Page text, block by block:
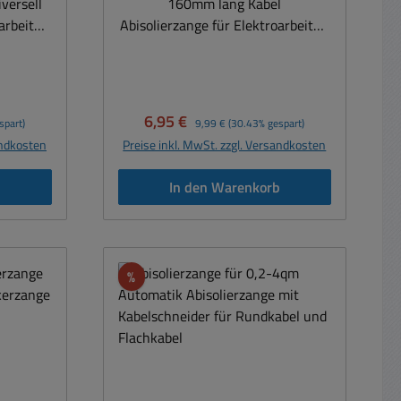
Abisolierzange für Elektroarbeiten
Verkaufspreis:
6,95 € Regulärer Preis:
9,99 € (30.43% gespart)
Preise inkl. MwSt. zzgl. Versandkosten
In den Warenkorb
%Rabatt